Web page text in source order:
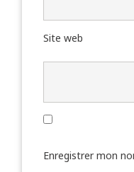
Site web
Enregistrer mon